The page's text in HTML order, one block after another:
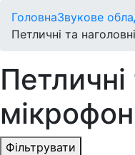
ГоловнаЗвукове
Петличні та
Петличні
Фільтрувати